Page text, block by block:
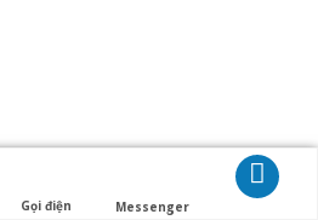
Gọi điện Messenger